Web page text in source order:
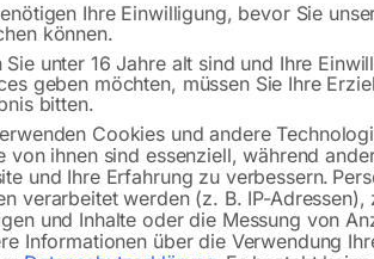
Reinigung
Gefahren
🔍
Verkehrszeichen
Ihre Einwilligung, bevor Sie
können.
Sie unter 16 Jahre alt sind und Ihre
geben möchten, müssen Sie Ihre
bitten.
Cookies und andere
von ihnen sind essenziell, während
und Ihre Erfahrung zu verbessern.
verarbeitet werden (z. B. IP-
und Inhalte oder die Messung von
Informationen über die Verwendung